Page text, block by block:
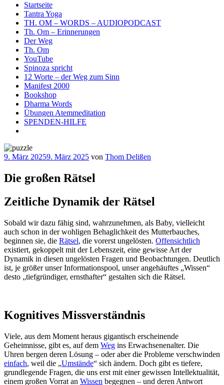
Startseite
Tantra Yoga
TH. OM – WORDS – AUDIOPODCAST
Th. Om – Erinnerungen
Der Weg
Th. Om
YouTube
Spinoza spricht
12 Worte – der Weg zum Sinn
Manifest 2000
Bookshop
Dharma Words
Übungen Atemmeditation
SPENDEN-HILFE
Veröffentlicht
9. März 20259. März 2025 von Thom Delißen
Die großen Rätsel
Zeitliche Dynamik der Rätsel
Sobald wir dazu fähig sind, wahrzunehmen, als Baby, vielleicht
auch schon in der wohligen Behaglichkeit des Mutterbauches,
beginnen sie, die Rätsel, die vorerst ungelösten. Offensichtlich
existiert, gekoppelt mit der Lebenszeit, eine gewisse Art der
Dynamik in diesen ungelösten Fragen und Beobachtungen. Deutlich
ist, je größer unser Informationspool, unser angehäuftes „Wissen“
desto „tiefgründiger, ernsthafter“ gestalten sich die Rätsel.
Kognitives Missverständnis
Viele, aus dem Moment heraus gigantisch erscheinende
Geheimnisse, gibt es, auf dem Weg ins Erwachsenenalter. Die
Uhren bergen deren Lösung – oder aber die Probleme verschwinden
einfach, weil die „Umstände“ sich ändern. Doch gibt es tiefere,
grundlegende Fragen, die uns erst mit einer gewissen Intellektualität,
einem großen Vorrat an Wissen begegnen – und deren Antwort